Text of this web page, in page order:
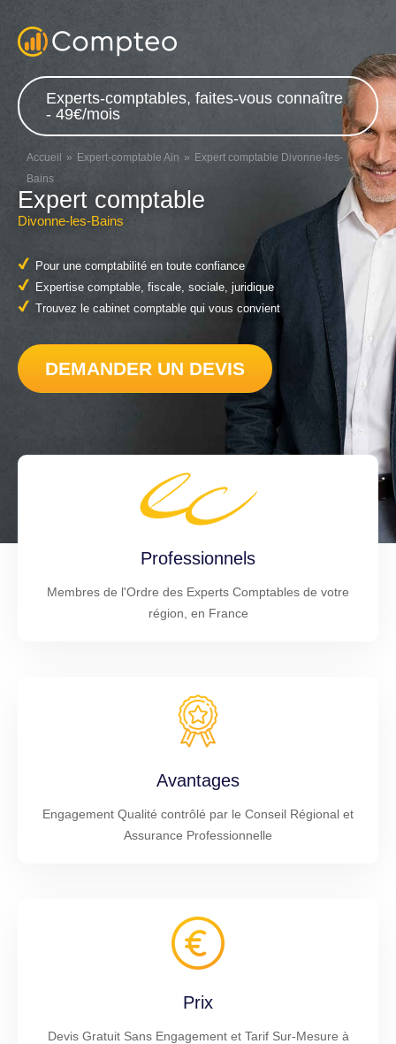
Experts-comptables, faites-vous connaître
- 49€/mois
Accueil Expert-comptable Ain
Expert comptable Divonne-les-
Bains
Expert comptable
Divonne-les-Bains
Pour une comptabilité en toute confiance
Expertise comptable, fiscale, sociale, juridique
Trouvez le cabinet comptable qui vous convient
DEMANDER UN DEVIS
Professionnels
Membres de l'Ordre des Experts Comptables de votre
région, en France
Avantages
Engagement Qualité contrôlé par le Conseil Régional et
Assurance Professionnelle
Prix
Devis Gratuit Sans Engagement et Tarif Sur-Mesure à